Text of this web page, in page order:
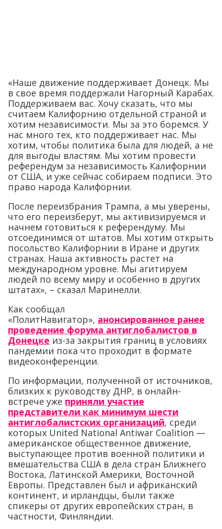
«Наше движение поддерживает Донецк. Мы
в свое время поддержали Нагорный Карабах.
Поддерживаем вас. Хочу сказать, что мы
считаем Калифорнию отдельной страной и
хотим независимости. Мы за это боремся. У
нас много тех, кто поддерживает нас. Мы
хотим, чтобы политика была для людей, а не
для выгоды властям. Мы хотим провести
референдум за независимость Калифорнии
от США, и уже сейчас собираем подписи. Это
право народа Калифорнии.
После переизбрания Трампа, а мы уверены,
что его переизберут, мы активизируемся и
начнем готовиться к референдуму. Мы
отсоединимся от штатов. Мы хотим открыть
посольство Калифорнии в Иране и других
странах. Наша активность растет на
международном уровне. Мы агитируем
людей по всему миру и особенно в других
штатах», – сказал Маринелли.
Как сообщал
«ПолитНавигатор», анонсированное ранее
проведение форума антиглобалистов в
Донецке из-за закрытия границ в условиях
пандемии пока что проходит в формате
видеоконференции.
По информации, полученной от источников,
близких к руководству ДНР, в онлайн-
встрече уже приняли участие
представители как минимум шести
антиглобалистских организаций, среди
которых United National Antiwar Coalition —
американское общественное движение,
выступающее против военной политики и
вмешательства США в дела стран Ближнего
Востока, Латинской Америки, Восточной
Европы. Представлен был и африканский
континент, и ирландцы, были также
спикеры от других европейских стран, в
частности, Финляндии.